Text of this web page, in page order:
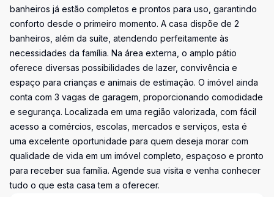
banheiros já estão completos e prontos para uso, garantindo
conforto desde o primeiro momento. A casa dispõe de 2
banheiros, além da suíte, atendendo perfeitamente às
necessidades da família. Na área externa, o amplo pátio
oferece diversas possibilidades de lazer, convivência e
espaço para crianças e animais de estimação. O imóvel ainda
conta com 3 vagas de garagem, proporcionando comodidade
e segurança. Localizada em uma região valorizada, com fácil
acesso a comércios, escolas, mercados e serviços, esta é
uma excelente oportunidade para quem deseja morar com
qualidade de vida em um imóvel completo, espaçoso e pronto
para receber sua família. Agende sua visita e venha conhecer
tudo o que esta casa tem a oferecer.